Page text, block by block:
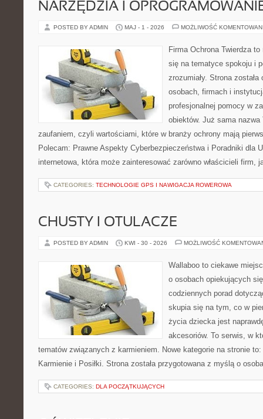
NARZĘDZIA I
POSTED BY ADMIN MAJ - 1 - 2026 MOŻLIWOŚĆ
Firma Ochrona Twierdza
się na tematyce spokoju i
zrozumiały. Strona
osobach, firmach i
profesjonalnej pomocy w
obiektów. Już sama
zaufaniem, czyli wartościami, które w branży ochrony mają
Polecam: Prawne Aspekty Cyberbezpieczeństwa i Poradniki dla
internetowa, która może zainteresować zarówno właścicieli firm,
CATEGORIES: TECHNOLOGIE GPS I NAWIGACJA ROWEROWA
CHUSTY I OTULACZE
POSTED BY ADMIN KWI - 30 - 2026 MOŻLIWOŚĆ
Wallaboo to ciekawe
o osobach opiekujących
codziennych porad
skupia się na tym, co w
życia dziecka jest
akcesoriów. To serwis, w
tematów związanych z karmieniem. Nowe kategorie na stronie
Karmienie i Posiłki. Strona została przygotowana z myślą o
CATEGORIES: DLA POCZĄTKUJĄCYCH